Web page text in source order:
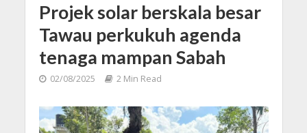
Projek solar berskala besar
Tawau perkukuh agenda
tenaga mampan Sabah
02/08/2025 2 Min Read